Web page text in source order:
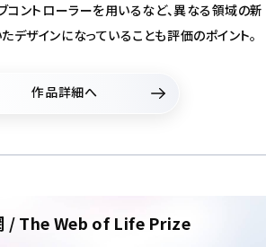
ントローラーを用いるなど、異なる領域の新
デザインになっていることも評価のポイント。
作品詳細へ
/ The Web of Life Prize